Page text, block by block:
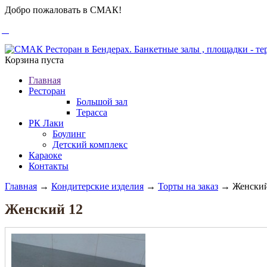
Добро пожаловать в СМАК!
Корзина пуста
Главная
Ресторан
Большой зал
Терасса
РК Лаки
Боулинг
Детский комплекс
Караоке
Контакты
Главная → Кондитерские изделия → Торты на заказ →
Женский 12